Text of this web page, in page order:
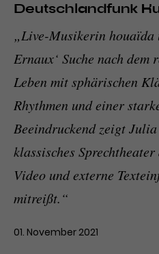
Deutschlandfunk
„Live-Musikerin houaïda
Ernaux‘ Suche nach
Leben mit sphärischen
Rhythmen und einer
Beeindruckend zeigt
klassisches
Video und externe
mitreißt.“
01. November 2021